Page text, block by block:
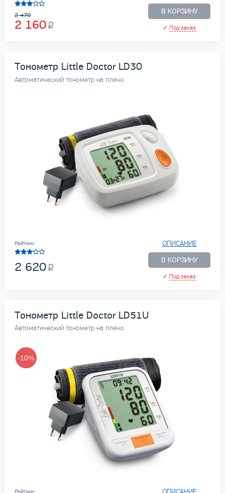
В КОРЗИНУ
✓ Под заказ
2 470
2 160
Тонометр Little Doctor LD30
Автоматический тонометр на плечо
ОПИСАНИЕ
В КОРЗИНУ
✓ Под заказ
Рейтинг:
2 620
Тонометр Little Doctor LD51U
Автоматический тонометр на плечо
-10%